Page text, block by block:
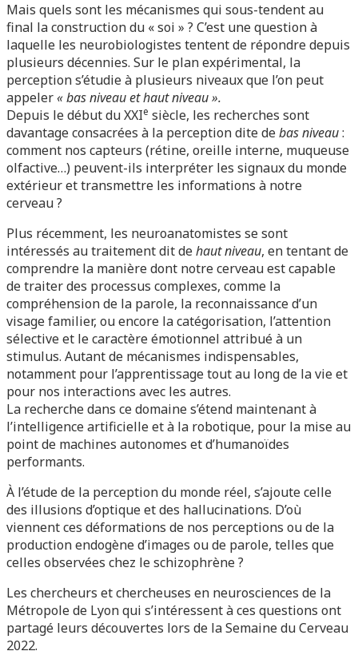
Mais quels sont les mécanismes qui sous-tendent au
final la construction du « soi » ? C’est une question à
laquelle les neurobiologistes tentent de répondre depuis
plusieurs décennies. Sur le plan expérimental, la
perception s’étudie à plusieurs niveaux que l’on peut
appeler« bas niveau et haut niveau ».
Depuis le début du XXIe siècle, les recherches sont
davantage consacrées à la perception dite debas niveau:
comment nos capteurs (rétine, oreille interne, muqueuse
olfactive…) peuvent-ils interpréter les signaux du monde
extérieur et transmettre les informations à notre
cerveau ?
Plus récemment, les neuroanatomistes se sont
intéressés au traitement dit dehaut niveau, en tentant de
comprendre la manière dont notre cerveau est capable
de traiter des processus complexes, comme la
compréhension de la parole, la reconnaissance d’un
visage familier, ou encore la catégorisation, l’attention
sélective et le caractère émotionnel attribué à un
stimulus. Autant de mécanismes indispensables,
notamment pour l’apprentissage tout au long de la vie et
pour nos interactions avec les autres.
La recherche dans ce domaine s’étend maintenant à
l’intelligence artificielle et à la robotique, pour la mise au
point de machines autonomes et d’humanoïdes
performants.
À l’étude de la perception du monde réel, s’ajoute celle
des illusions d’optique et des hallucinations. D’où
viennent ces déformations de nos perceptions ou de la
production endogène d’images ou de parole, telles que
celles observées chez le schizophrène ?
Les chercheurs et chercheuses en neurosciences de la
Métropole de Lyon qui s’intéressent à ces questions ont
partagé leurs découvertes lors de la Semaine du Cerveau
2022.